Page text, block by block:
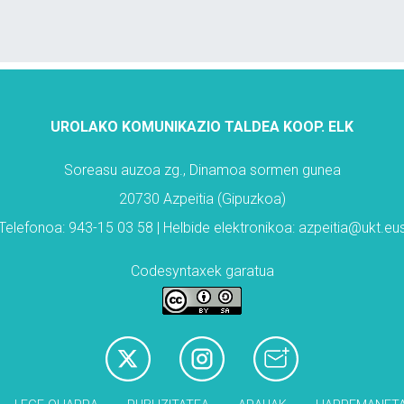
UROLAKO KOMUNIKAZIO TALDEA KOOP. ELK
Soreasu auzoa zg., Dinamoa sormen gunea
20730 Azpeitia (Gipuzkoa)
943-15 03 58 | Helbide elektronikoa:
Codesyntaxek garatua